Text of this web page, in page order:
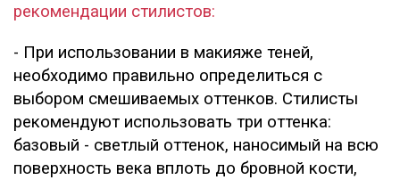
рекомендации стилистов:
- При использовании в макияже теней,
необходимо правильно определиться с
выбором смешиваемых оттенков. Стилисты
рекомендуют использовать три оттенка:
базовый - светлый оттенок, наносимый на всю
поверхность века вплоть до бровной кости,